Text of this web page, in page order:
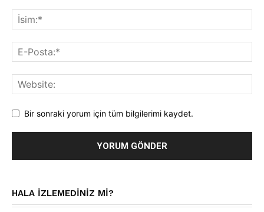
Bir sonraki yorum için tüm bilgilerimi kaydet.
HALA IZLEMEDINIZ MI?